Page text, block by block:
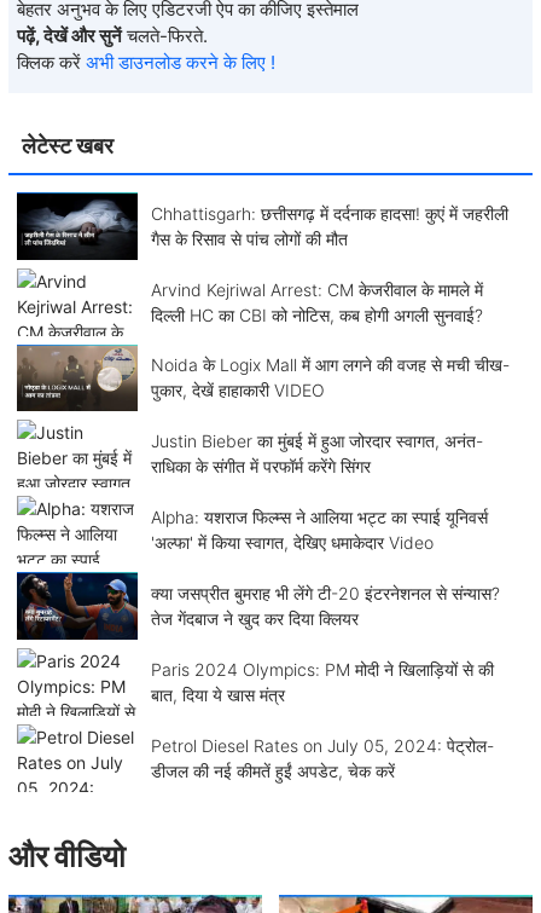
लेटेस्ट खबर
Chhattisgarh: छत्तीसगढ़ में दर्दनाक हादसा! कुएं में जहरीली
गैस के रिसाव से पांच लोगों की मौत
Arvind Kejriwal Arrest: CM केजरीवाल के मामले में
दिल्ली HC का CBI को नोटिस, कब होगी अगली सुनवाई?
Noida के Logix Mall में आग लगने की वजह से मची चीख-
पुकार, देखें हाहाकारी VIDEO
Justin Bieber का मुंबई में हुआ जोरदार स्वागत, अनंत-
राधिका के संगीत में परफॉर्म करेंगे सिंगर
Alpha: यशराज फिल्म्स ने आलिया भट्ट का स्पाई यूनिवर्स
'अल्फा' में किया स्वागत, देखिए धमाकेदार Video
क्या जसप्रीत बुमराह भी लेंगे टी-20 इंटरनेशनल से संन्यास?
तेज गेंदबाज ने खुद कर दिया क्लियर
Paris 2024 Olympics: PM मोदी ने खिलाड़ियों से की
बात, दिया ये खास मंत्र
Petrol Diesel Rates on July 05, 2024: पेट्रोल-
डीजल की नई कीमतें हुईं अपडेट, चेक करें
बेहतर अनुभव के लिए एडिटरजी ऐप का कीजिए इस्तेमाल
पढ़ें, देखें और सुनें चलते-फिरते.
क्लिक करें अभी डाउनलोड करने के लिए !
और वीडियो